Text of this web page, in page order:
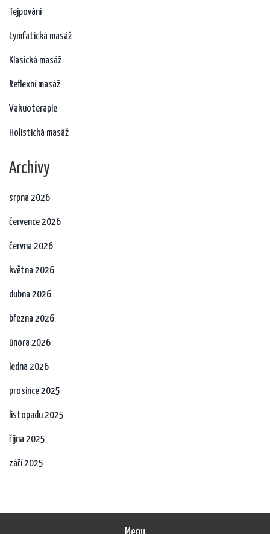
Tejpování
Lymfatická masáž
Klasická masáž
Reflexní masáž
Vakuoterapie
Holistická masáž
Archivy
srpna 2026
července 2026
června 2026
května 2026
dubna 2026
března 2026
února 2026
ledna 2026
prosince 2025
listopadu 2025
října 2025
září 2025